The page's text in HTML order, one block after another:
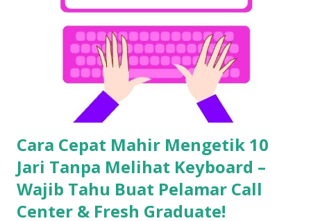
Cara Cepat Mahir Mengetik 10
Jari Tanpa Melihat Keyboard –
Wajib Tahu Buat Pelamar Call
Center & Fresh Graduate!